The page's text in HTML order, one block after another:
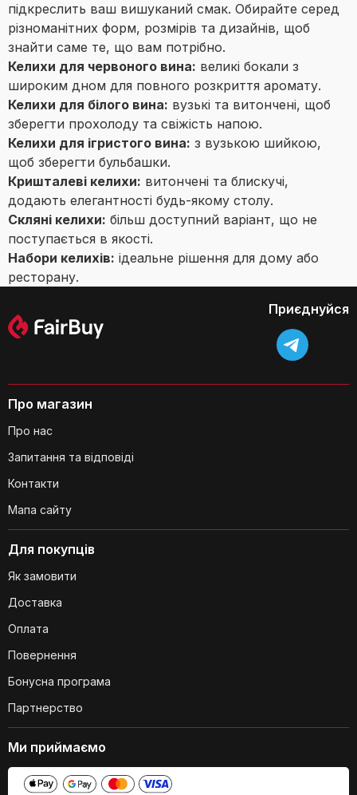
підкреслить ваш вишуканий смак. Обирайте серед
різноманітних форм, розмірів та дизайнів, щоб
знайти саме те, що вам потрібно.
Келихи для червоного вина: великі бокали з
широким дном для повного розкриття аромату.
Келихи для білого вина: вузькі та витончені, щоб
зберегти прохолоду та свіжість напою.
Келихи для ігристого вина: з вузькою шийкою,
щоб зберегти бульбашки.
Кришталеві келихи: витончені та блискучі,
додають елегантності будь-якому столу.
Скляні келихи: більш доступний варіант, що не
поступається в якості.
Набори келихів: ідеальне рішення для дому або
ресторану.
Для покупців
Як замовити
Доставка
Оплата
Повернення
Бонусна програма
Партнерство
Про магазин
Про нас
Запитання та відповіді
Контакти
Мапа сайту
Приєднуйся
Ми приймаємо